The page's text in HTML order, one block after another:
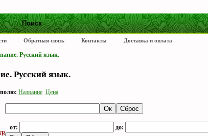
Обратная связь Контакты Доставка и оплата
Русский язык.
Русский язык.
Название Цена
от: до: